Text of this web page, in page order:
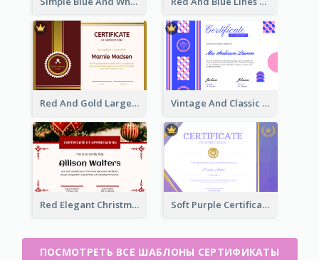
Red And Gold Large Badge Certificate Vintage And Classic Vibrant Certificate Design Ideas
Red Elegant Christmas Celebration Certificate Soft Purple Certificate Of Appreciation Design Idea
ПОСМОТРЕТЬ ВСЕ ШАБЛОНЫ СЕРТИФИКАТЫ